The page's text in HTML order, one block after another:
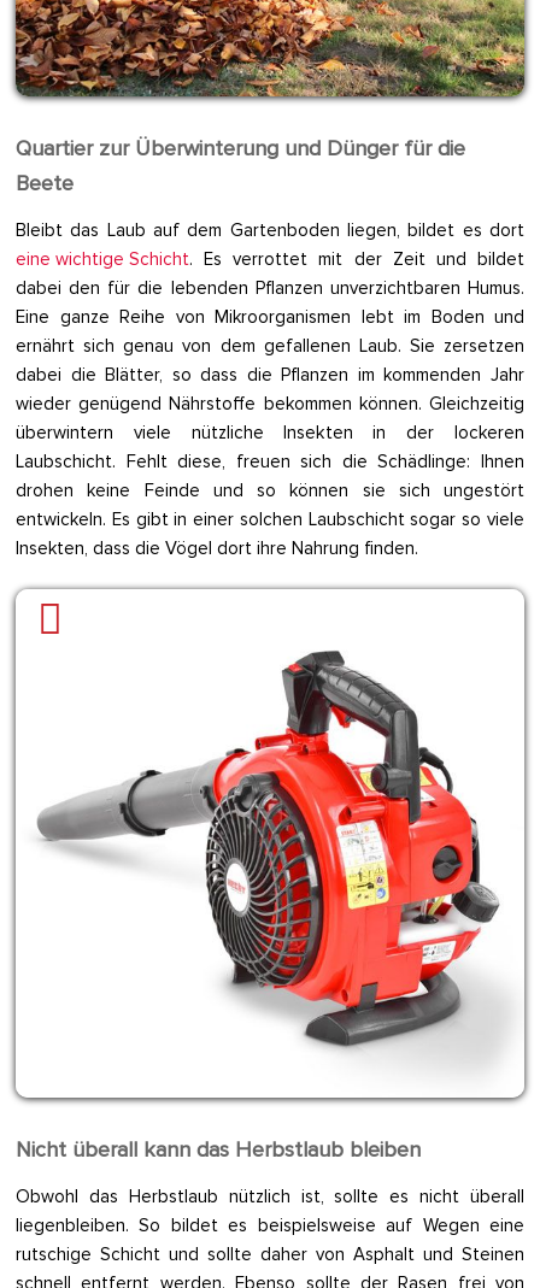
Quartier zur Überwinterung und Dünger für die
Beete
Bleibt das Laub auf dem Gartenboden liegen, bildet es dort
eine wichtige Schicht. Es verrottet mit der Zeit und bildet
dabei den für die lebenden Pflanzen unverzichtbaren Humus.
Eine ganze Reihe von Mikroorganismen lebt im Boden und
ernährt sich genau von dem gefallenen Laub. Sie zersetzen
dabei die Blätter, so dass die Pflanzen im kommenden Jahr
wieder genügend Nährstoffe bekommen können. Gleichzeitig
überwintern viele nützliche Insekten in der lockeren
Laubschicht. Fehlt diese, freuen sich die Schädlinge: Ihnen
drohen keine Feinde und so können sie sich ungestört
entwickeln. Es gibt in einer solchen Laubschicht sogar so viele
Insekten, dass die Vögel dort ihre Nahrung finden.
Nicht überall kann das Herbstlaub bleiben
Obwohl das Herbstlaub nützlich ist, sollte es nicht überall
liegenbleiben. So bildet es beispielsweise auf Wegen eine
rutschige Schicht und sollte daher von Asphalt und Steinen
schnell entfernt werden. Ebenso sollte der Rasen frei von